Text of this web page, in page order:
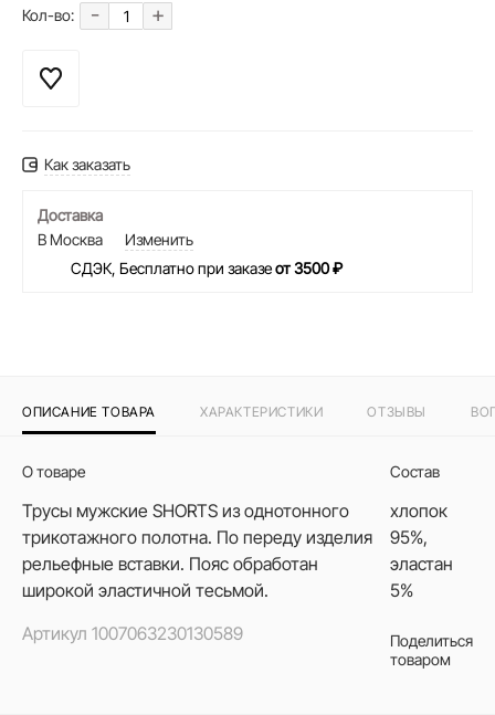
Кол-во: - +
Как заказать
Доставка
В Москва
Изменить
СДЭК, Бесплатно при заказеот 3500 ₽
ОПИСАНИЕ ТОВАРА ХАРАКТЕРИСТИКИ ОТЗЫВЫ
О товаре
Трусы мужские SHORTS из однотонного
трикотажного полотна. По переду изделия
рельефные вставки. Пояс обработан
широкой эластичной тесьмой.
Артикул 1007063230130589
Состав
хлопок
95%,
эластан
5%
Поделиться
товаром